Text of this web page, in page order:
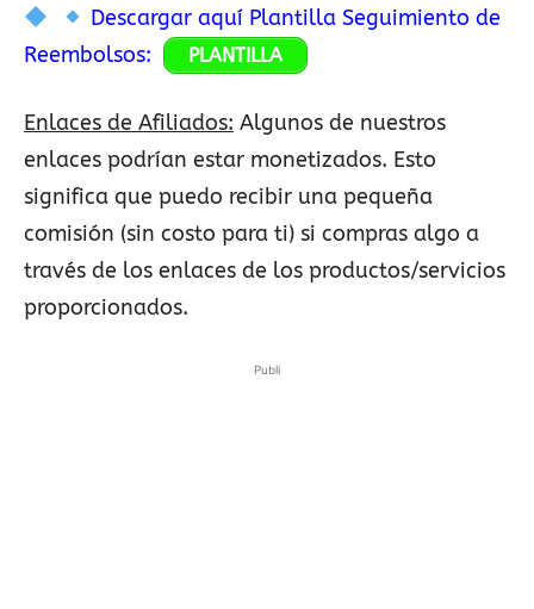
Descargar aquí Plantilla Seguimiento de
Reembolsos:
PLANTILLA
Enlaces de Afiliados: Algunos de nuestros
enlaces podrían estar monetizados. Esto
significa que puedo recibir una pequeña
comisión (sin costo para ti) si compras algo a
través de los enlaces de los productos/servicios
proporcionados.
Publi